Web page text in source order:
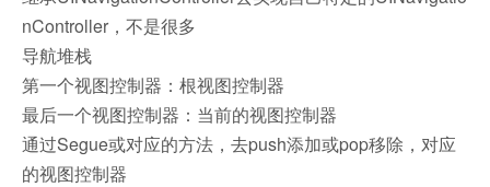
nController，不是很多
导航堆栈
第一个视图控制器：根视图控制器
最后一个视图控制器：当前的视图控制器
通过Segue或对应的方法，去push添加或pop移除，对应
的视图控制器